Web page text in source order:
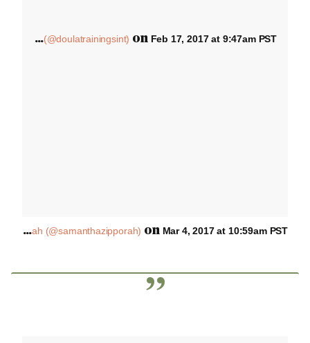
A
post shared by Doula Trainings International (@doulatrainingsint) on Feb 17, 2017 at 9:47am PST
A
post shared by Samantha Zipporah (@samanthazipporah) on Mar 4, 2017 at 10:59am PST